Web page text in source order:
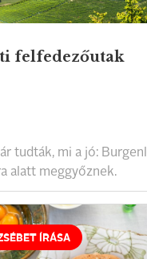
felfedezőutak
tudták, mi a jó:
alatt meggyőznek.
ÍRÁSA